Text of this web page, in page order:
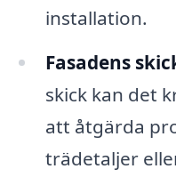
installation.
Fasadens
skick kan det
att åtgärda
trädetaljer